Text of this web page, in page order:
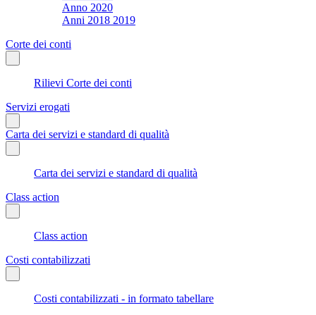
Anno 2020
Anni 2018 2019
Corte dei conti
Rilievi Corte dei conti
Servizi erogati
Carta dei servizi e standard di qualità
Carta dei servizi e standard di qualità
Class action
Class action
Costi contabilizzati
Costi contabilizzati - in formato tabellare